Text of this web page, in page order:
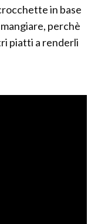
in base
perchè
piatti a renderli